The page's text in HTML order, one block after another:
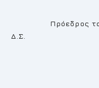
Πρόεδρος